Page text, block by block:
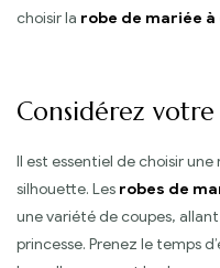
choisir la robe de mariée à
Considérez
Il est essentiel de choisir
silhouette. Les robes de
une variété de coupes,
princesse. Prenez le temps